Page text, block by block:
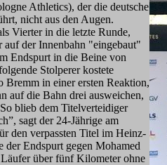
Athletics), der die deutsche
nicht aus den Augen.
Vierter in die letzte Runde,
auf der Innenbahn "eingebaut"
Endspurt in die Beine von
Stolperer kostete
in einer ersten Reaktion,
auf die Bahn drei ausweichen,
blieb dem Titelverteidiger
sagt der 24-Jährige am
den verpassten Titel im Heinz-
der Endspurt gegen Mohamed
über fünf Kilometer ohne